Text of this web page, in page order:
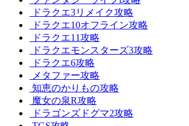
ドラクエ3リメイク攻略
ドラクエ10オフライン攻略
ドラクエ11攻略
ドラクエモンスターズ3攻略
ドラクエ6攻略
メタファー攻略
知恵のかりもの攻略
魔女の泉R攻略
ドラゴンズドグマ2攻略